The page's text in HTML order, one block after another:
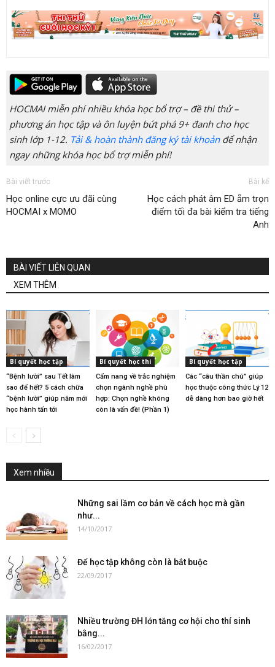
HOCMAI miễn phí nhiều khóa học bổ trợ – đề thi thử –
phương án học tập và ôn luyện bứt phá 9+ đanh cho học
sinh lớp 1-12. Tải & hoàn thành đăng ký tài khoảnđể nhận
ngay những khóa học bổ trợ miễn phí!
Bài viết trước
Học online cực ưu đãi cùng
HOCMAI x MOMO
Bài kế
Học cách phát âm ED ẵm trọn
điểm tối đa bài kiểm tra tiếng
Anh
BÀI VIẾT LIÊN QUAN
XEM THÊM
Bí quyết học tập
“Bệnh lười” sau Tết làm
sao để hết? 5 cách chữa
“bệnh lười” giúp năm mới
học hành tấn tới
Bí quyết học thi
Cẩm nang về trắc nghiệm
chọn ngành nghề phù
hợp: Chọn nghề không
còn là vấn đề! (Phần 1)
Bí quyết học tập
Các “câu thần chú” giúp
học thuộc công thức Lý 12
dễ dàng hơn bao giờ hết
Xem nhiều
Những sai lầm cơ bản về cách học mà gần
như...
14/10/2017
Để học tập không còn là bắt buộc
22/09/2017
Nhiều trường ĐH lớn tăng cơ hội cho thí sinh
bằng...
16/02/2017